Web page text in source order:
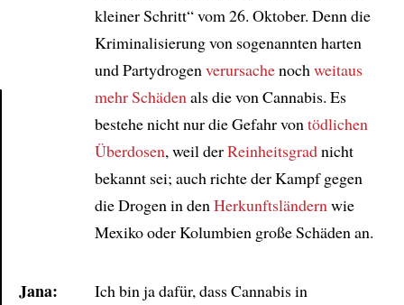
kleiner Schritt“ vom 26. Oktober. Denn die
Kriminalisierung von sogenannten harten
und Partydrogen verursachenoch weitaus
mehr Schäden als die von Cannabis. Es
bestehe nicht nur die Gefahr von tödlichen
Überdosen, weil derReinheitsgradnicht
bekannt sei; auch richte der Kampf gegen
die Drogen in den Herkunftsländern wie
Mexiko oder Kolumbien große Schäden an.
Jana:
Ich bin ja dafür, dass Cannabis in